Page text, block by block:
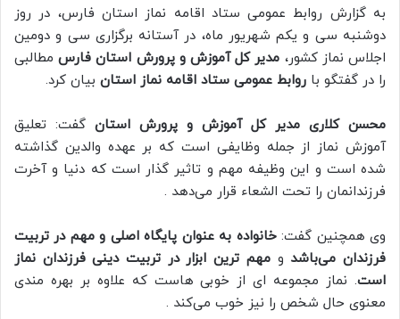
به گزارش روابط عمومی ستاد اقامه نماز استان فارس، در روز
دوشنبه سی‌ و یکم شهریور ماه، در آستانه برگزاری سی و دومین
اجلاس نماز کشور، مدیر کل آموزش و پرورش استان فارسمطالبی
را در گفتگو با روابط عمومی ستاد اقامه نماز استان بیان کرد.
محسن کلاری مدیر کل آموزش و پرورش استان گفت: تعلیق
آموزش نماز از جمله وظایفی است که بر عهده والدین گذاشته
شده است و این وظیفه مهم و تاثیر گذار است که دنیا و آخرت
فرزندانمان را تحت الشعاء قرار می‌دهد .
وی همچنین گفت:خانواده به عنوان پایگاه اصلی و مهم در تربیت
فرزندان می‌باشد ومهم ترین ابزار در تربیت دینی فرزندان نماز
است. نماز مجموعه ای از خوبی هاست که علاوه بر بهره مندی
معنوی حال شخص را نیز خوب می‌کند .